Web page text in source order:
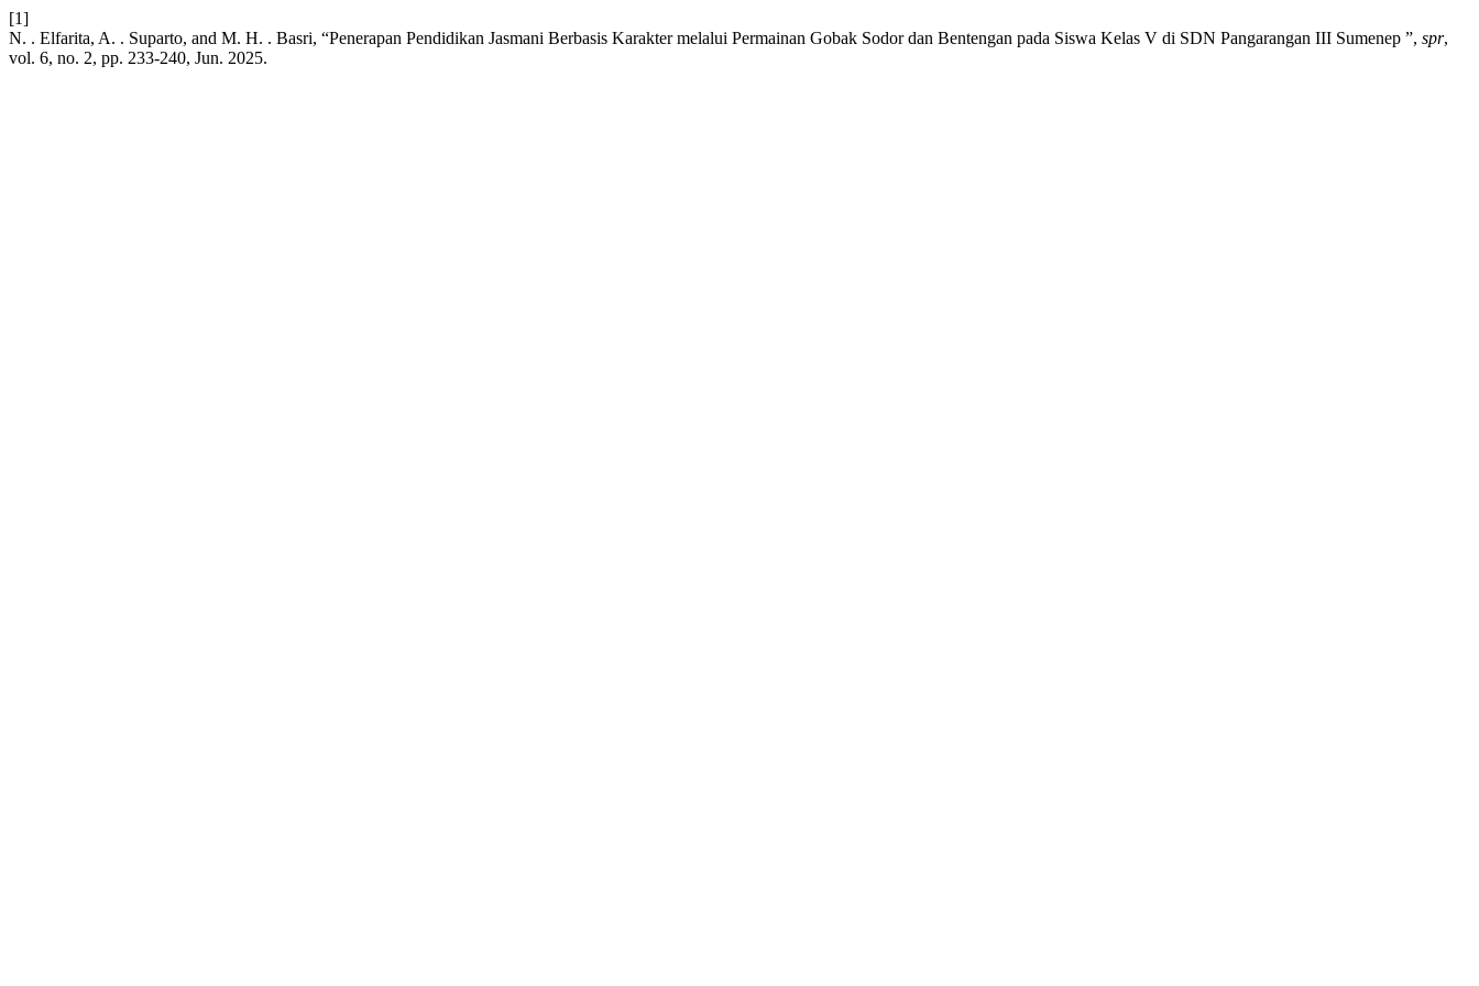
[1]
N. . Elfarita, A. . Suparto, and M. H. . Basri, “Penerapan Pendidikan Jasmani Berbasis Karakter melalui Permainan Gobak Sodor dan Bentengan pada Siswa Kelas V di SDN Pangarangan III Sumenep ”, spr,
vol. 6, no. 2, pp. 233-240, Jun. 2025.